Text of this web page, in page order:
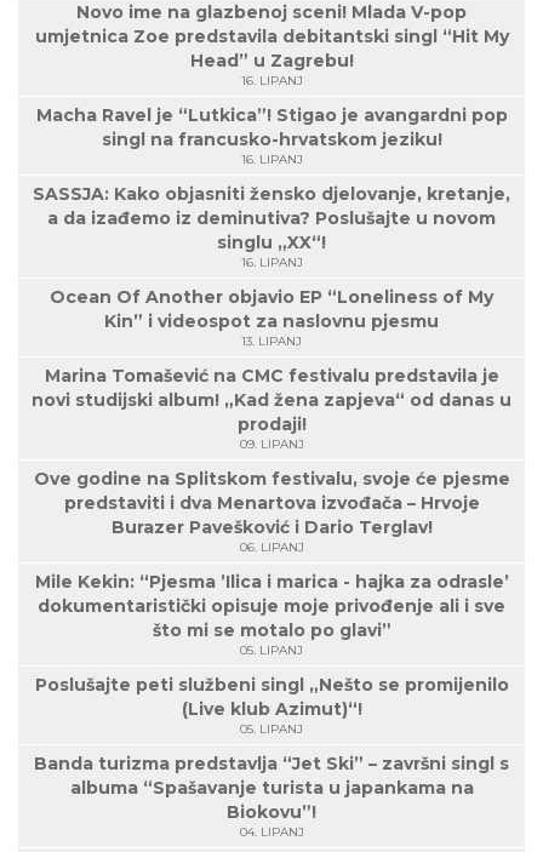
Novo ime na glazbenoj sceni! Mlada V-pop
umjetnica Zoe predstavila debitantski singl “Hit My
Head” u Zagrebu!
16. LIPANJ
Macha Ravel je “Lutkica”! Stigao je avangardni pop
singl na francusko-hrvatskom jeziku!
16. LIPANJ
SASSJA: Kako objasniti žensko djelovanje, kretanje,
a da izađemo iz deminutiva? Poslušajte u novom
singlu „XX“!
16. LIPANJ
Ocean Of Another objavio EP “Loneliness of My
Kin” i videospot za naslovnu pjesmu
13. LIPANJ
Marina Tomašević na CMC festivalu predstavila je
novi studijski album! „Kad žena zapjeva“ od danas u
prodaji!
09. LIPANJ
Ove godine na Splitskom festivalu, svoje će pjesme
predstaviti i dva Menartova izvođača – Hrvoje
Burazer Pavešković i Dario Terglav!
06. LIPANJ
Mile Kekin: “Pjesma ’Ilica i marica - hajka za odrasle’
dokumentaristički opisuje moje privođenje ali i sve
što mi se motalo po glavi”
05. LIPANJ
Poslušajte peti službeni singl „Nešto se promijenilo
(Live klub Azimut)“!
05. LIPANJ
Banda turizma predstavlja “Jet Ski” – završni singl s
albuma “Spašavanje turista u japankama na
Biokovu”!
04. LIPANJ